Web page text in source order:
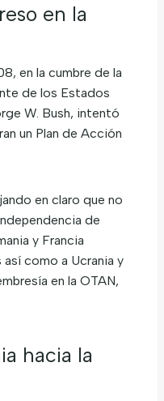
en la
en la cumbre de la
de los Estados
W. Bush, intentó
un Plan de Acción
en claro que no
de
y Francia
así como a Ucrania y
en la OTAN,
hacia la